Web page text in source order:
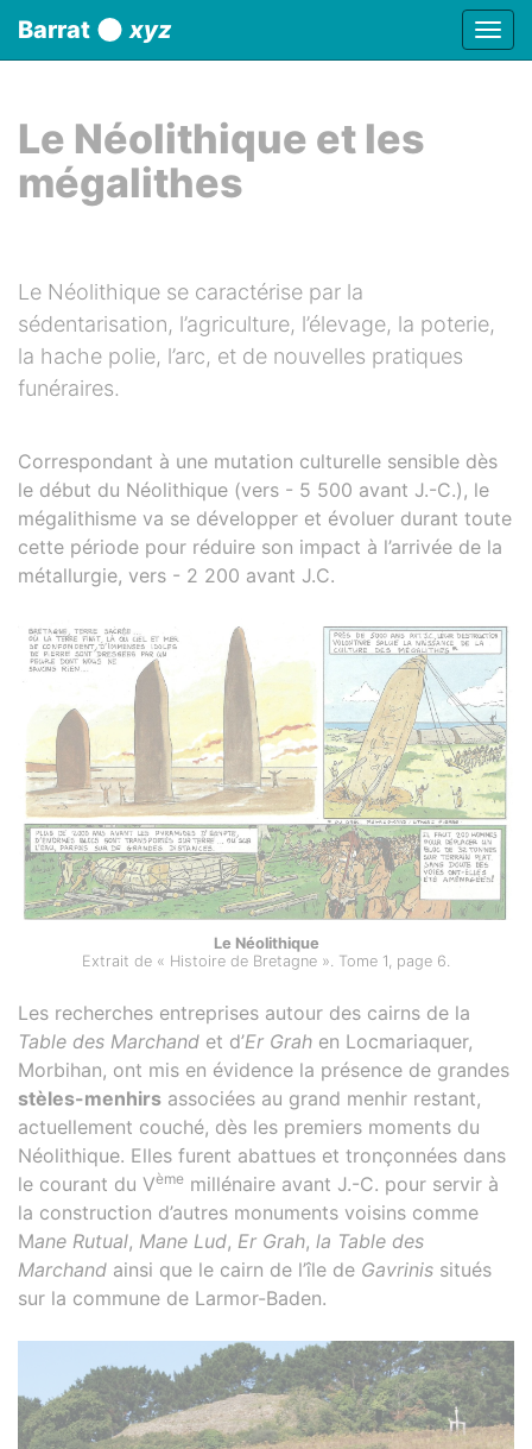
Barrat xyz
Le Néolithique et les
mégalithes
Le Néolithique se caractérise par la
sédentarisation, l’agriculture, l’élevage, la poterie,
la hache polie, l’arc, et de nouvelles pratiques
funéraires.
Correspondant à une mutation culturelle sensible dès
le début du Néolithique (vers - 5 500 avant J.-C.), le
mégalithisme va se développer et évoluer durant toute
cette période pour réduire son impact à l’arrivée de la
métallurgie, vers - 2 200 avant J.C.
Le Néolithique
Extrait de « Histoire de Bretagne ». Tome 1, page 6.
Les recherches entreprises autour des cairns de la
Table des Marchand et d’Er Grah en Locmariaquer,
Morbihan, ont mis en évidence la présence de grandes
stèles-menhirs associées au grand menhir restant,
actuellement couché, dès les premiers moments du
Néolithique. Elles furent abattues et tronçonnées dans
le courant du Vème millénaire avant J.-C. pour servir à
la construction d’autres monuments voisins comme
Mane Rutual, Mane Lud, Er Grah, la Table des
Marchand ainsi que le cairn de l’île de Gavrinis situés
sur la commune de Larmor-Baden.
Panneau de gestion des cookies